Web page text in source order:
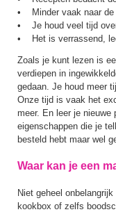
• Minder vaak naar de
• Je houd veel tijd
• Het is verrassend,
Zoals je kunt lezen is
verdiepen in
gedaan. Je houd meer
Onze tijd is vaak het
meer. En leer je nieuwe
eigenschappen die je
besteld hebt maar wel
Waar kan je een
Niet geheel
kookbox of zelfs